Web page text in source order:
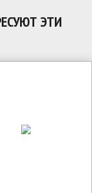
ЭТИ